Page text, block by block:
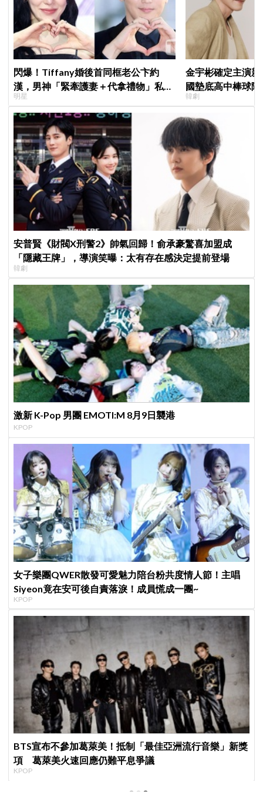
閃爆！Tiffany婚後首同框老公卞約
漢，男神「緊牽護妻＋代拿禮物」私下
甜度超標
明星
金宇彬確定主演
國墊底高中棒球
劇
韓劇
安普賢《財閥X刑警2》帥氣回歸！俞承豪驚喜加盟成
「隱藏王牌」，導演笑曝：太有存在感決定提前登場
韓劇
激新 K-Pop 男團 EMOTI:M 8月9日襲港
KPOP
女子樂團QWER散發可愛魅力陪台粉共度情人節！主唱
Siyeon竟在安可後自責落淚！成員慌成一團~
KPOP
BTS宣布不參加葛萊美！抵制「最佳亞洲流行音樂」新獎
項 葛萊美火速回應仍難平息爭議
KPOP